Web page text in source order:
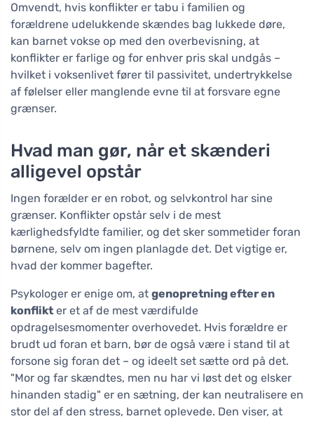
Omvendt, hvis konflikter er tabu i familien og
forældrene udelukkende skændes bag lukkede døre,
kan barnet vokse op med den overbevisning, at
konflikter er farlige og for enhver pris skal undgås –
hvilket i voksenlivet fører til passivitet, undertrykkelse
af følelser eller manglende evne til at forsvare egne
grænser.
Hvad man gør, når et skænderi
alligevel opstår
Ingen forælder er en robot, og selvkontrol har sine
grænser. Konflikter opstår selv i de mest
kærlighedsfyldte familier, og det sker sommetider foran
børnene, selv om ingen planlagde det. Det vigtige er,
hvad der kommer bagefter.
Psykologer er enige om, at genopretning efter en
konflikt er et af de mest værdifulde
opdragelsesmomenter overhovedet. Hvis forældre er
brudt ud foran et barn, bør de også være i stand til at
forsone sig foran det – og ideelt set sætte ord på det.
"Mor og far skændtes, men nu har vi løst det og elsker
hinanden stadig" er en sætning, der kan neutralisere en
stor del af den stress, barnet oplevede. Den viser, at